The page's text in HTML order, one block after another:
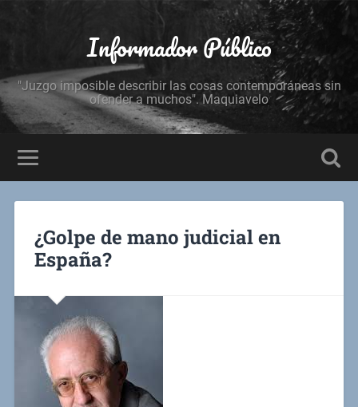
Informador Público
"Juzgo imposible describir las cosas contemporáneas sin
ofender a muchos". Maquiavelo
¿Golpe de mano judicial en
España?